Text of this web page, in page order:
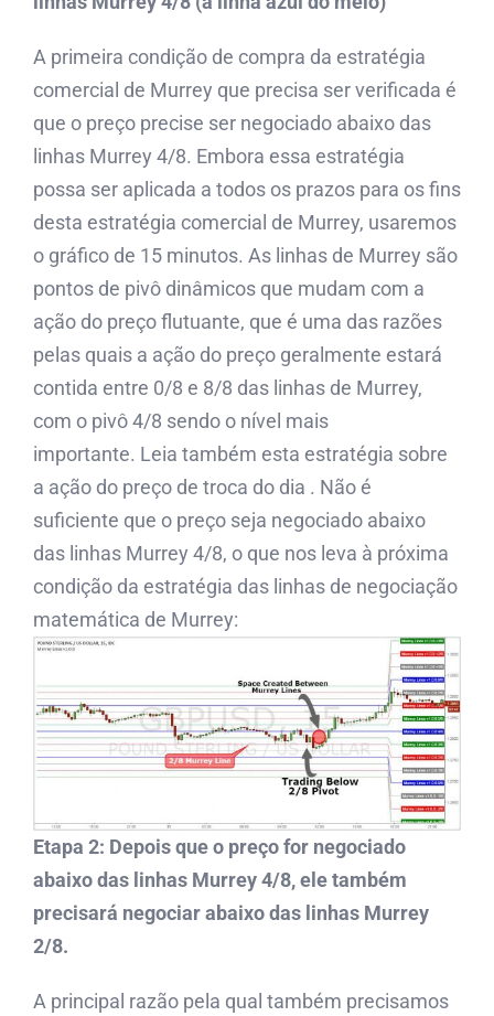
A primeira condição de compra da estratégia
comercial de Murrey que precisa ser verificada é
que o preço precise ser negociado abaixo das
linhas Murrey 4/8. Embora essa estratégia
possa ser aplicada a todos os prazos para os fins
desta estratégia comercial de Murrey, usaremos
o gráfico de 15 minutos. As linhas de Murrey são
pontos de pivô dinâmicos que mudam com a
ação do preço flutuante, que é uma das razões
pelas quais a ação do preço geralmente estará
contida entre 0/8 e 8/8 das linhas de Murrey,
com o pivô 4/8 sendo o nível mais
importante. Leia também esta estratégia sobre
a ação do preço de troca do dia . Não é
suficiente que o preço seja negociado abaixo
das linhas Murrey 4/8, o que nos leva à próxima
condição da estratégia das linhas de negociação
matemática de Murrey:
Etapa 2: Depois que o preço for negociado
abaixo das linhas Murrey 4/8, ele também
precisará negociar abaixo das linhas Murrey
2/8.
A principal razão pela qual também precisamos